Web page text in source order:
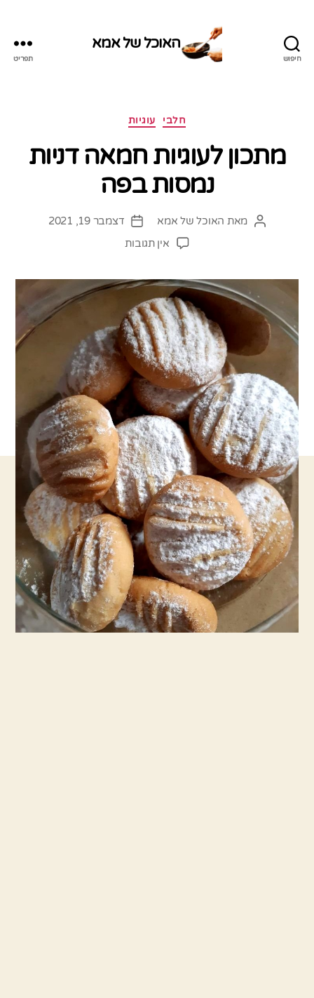
חיפוש
האוכל של אמא
תפריט
קטגוריות חלבי עוגיות
מתכון לעוגיות חמאה דניות
נמסות בפה
המחבר
מאת האוכל של אמא
תאריךדצמבר 19, 2021
אין תגובותעל
חמאה
נמסות
בפה